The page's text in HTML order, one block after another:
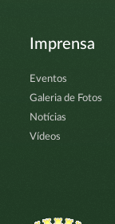
Imprensa
Eventos
Galeria de Fotos
Notícias
Vídeos